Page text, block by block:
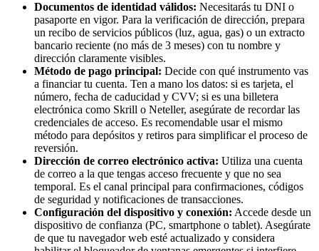
Documentos de identidad válidos: Necesitarás tu DNI o
pasaporte en vigor. Para la verificación de dirección, prepara
un recibo de servicios públicos (luz, agua, gas) o un extracto
bancario reciente (no más de 3 meses) con tu nombre y
dirección claramente visibles.
Método de pago principal: Decide con qué instrumento vas
a financiar tu cuenta. Ten a mano los datos: si es tarjeta, el
número, fecha de caducidad y CVV; si es una billetera
electrónica como Skrill o Neteller, asegúrate de recordar las
credenciales de acceso. Es recomendable usar el mismo
método para depósitos y retiros para simplificar el proceso de
reversión.
Dirección de correo electrónico activa: Utiliza una cuenta
de correo a la que tengas acceso frecuente y que no sea
temporal. Es el canal principal para confirmaciones, códigos
de seguridad y notificaciones de transacciones.
Configuración del dispositivo y conexión: Accede desde un
dispositivo de confianza (PC, smartphone o tablet). Asegúrate
de que tu navegador web esté actualizado y considera